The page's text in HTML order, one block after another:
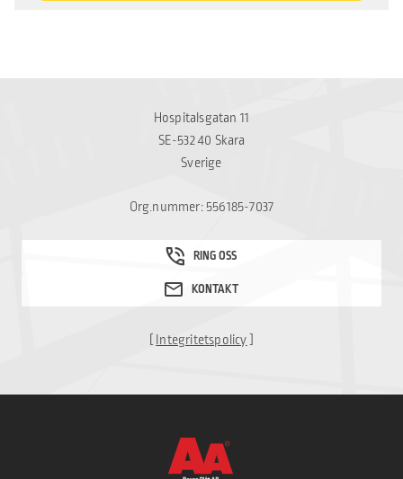
Hospitalsgatan 11
SE-532 40 Skara
Sverige
Org.nummer: 556185-7037
[Integritetspolicy]